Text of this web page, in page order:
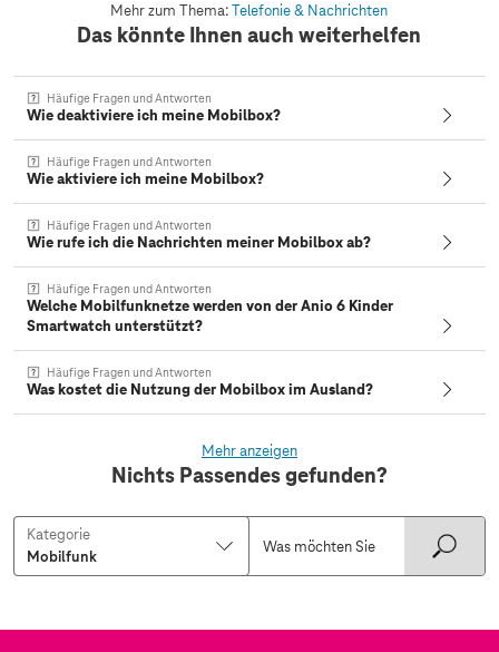
Mehr zum Thema:Telefonie & Nachrichten
Das könnte Ihnen auch weiterhelfen
Häufige Fragen und Antworten
Wie deaktiviere ich meine Mobilbox?
Häufige Fragen und Antworten
Wie aktiviere ich meine Mobilbox?
Häufige Fragen und Antworten
Wie rufe ich die Nachrichten meiner Mobilbox ab?
Häufige Fragen und Antworten
Welche Mobilfunknetze werden von der Anio 6 Kinder
Smartwatch unterstützt?
Häufige Fragen und Antworten
Was kostet die Nutzung der Mobilbox im Ausland?
Mehr anzeigen
Nichts Passendes gefunden?
Kategorie